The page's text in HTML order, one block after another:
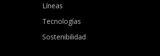
Líneas
Tecnologías
Sostenibilidad